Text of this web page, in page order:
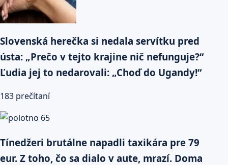
Slovenská herečka si nedala servítku pred
ústa: „Prečo v tejto krajine nič nefunguje?“
Ľudia jej to nedarovali: „Choď do Ugandy!“
183 prečítaní
Tínedžeri brutálne napadli taxikára pre 79
eur. Z toho, čo sa dialo v aute, mrazí. Doma